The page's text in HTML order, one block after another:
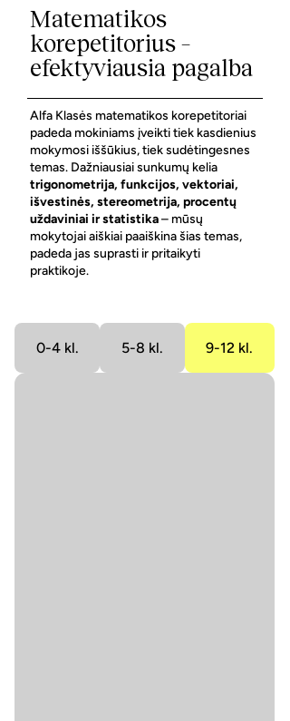
Matematikos
korepetitorius –
efektyviausia pagalba
Alfa Klasės matematikos korepetitoriai
padeda mokiniams įveikti tiek kasdienius
mokymosi iššūkius, tiek sudėtingesnes
temas. Dažniausiai sunkumų kelia
trigonometrija, funkcijos, vektoriai,
išvestinės, stereometrija, procentų
uždaviniai ir statistika– mūsų
mokytojai aiškiai paaiškina šias temas,
padeda jas suprasti ir pritaikyti
praktikoje.
0-4 kl. 5-8 kl. 9-12 kl.